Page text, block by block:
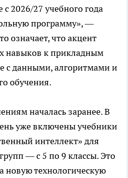
2026/27 учебного года
программу», —
означает, что акцент
навыков к прикладным
с данными, алгоритмами и
обучения.
началась заранее. В
уже включены учебники
интеллект» для
— с 5 по 9 классы. Это
новую технологическую